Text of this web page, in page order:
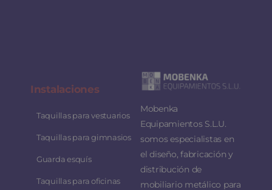
Instalaciones
Taquillas para vestuarios
Taquillas para gimnasios
Guarda esquís
Taquillas para oficinas
Mobenka
Equipamientos S.L.U.
somos especialistas en
el diseño, fabricación y
distribución de
mobiliario metálico para